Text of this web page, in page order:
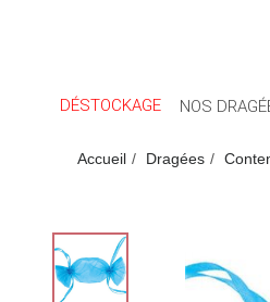
DÉSTOCKAGE NOS
Accueil Dragées